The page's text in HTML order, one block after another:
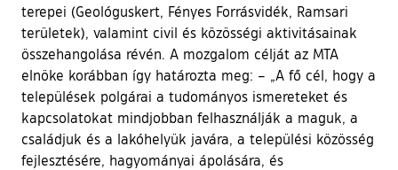
terepei (Geológuskert, Fényes Forrásvidék, Ramsari
területek), valamint civil és közösségi aktivitásainak
összehangolása révén. A mozgalom célját az MTA
elnöke korábban így határozta meg: – „A fő cél, hogy a
települések polgárai a tudományos ismereteket és
kapcsolatokat mindjobban felhasználják a maguk, a
családjuk és a lakóhelyük javára, a települési közösség
fejlesztésére, hagyományai ápolására, és